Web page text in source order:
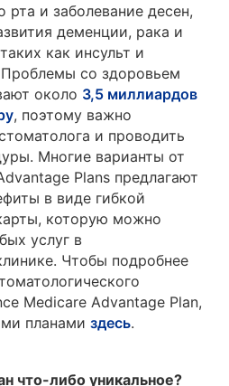
рта и заболевание десен,
деменции, рака и
как инсульт и
со здоровьем
около 3,5 миллиардов
, поэтому важно
и проводить
Многие варианты от
Plans предлагают
в виде гибкой
которую можно
услуг в
Чтобы подробнее
Medicare Advantage Plan,
планами здесь.
что-либо уникальное?